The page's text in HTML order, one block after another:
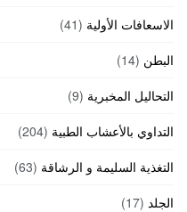
الاسعافات الأولية (41)
البطن (14)
التحاليل المخبرية (9)
التداوي بالأعشاب الطبية (204)
التغذية السليمة و الرشاقة (63)
الجلد (17)